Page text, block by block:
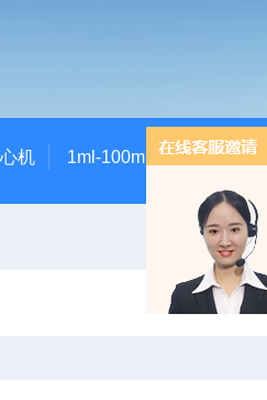
机 1ml-100ml气密性进样针